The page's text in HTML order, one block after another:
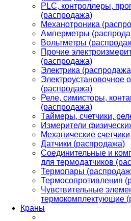
PLС, контроллеры,
(распродажа)
Механотроника
Амперметры
Вольтметры
Прочие
(распродажа)
Электрика
Электроустановочное
(распродажа)
Реле, симисторы,
(распродажа)
Таймеры, счетчики,
Измерители
Механические
Датчики (распродажа)
Соединительные и
для термодатчиков
Термопары
Термосопротивления
Чувствительные
термокомплектующие
Краны